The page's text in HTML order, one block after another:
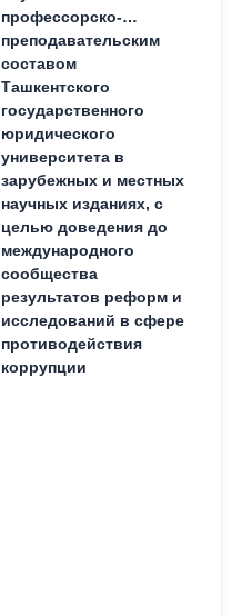
профессорско-
преподавательским
составом
Ташкентского
государственного
юридического
университета в
зарубежных и местных
научных изданиях, с
целью доведения до
международного
сообщества
результатов реформ и
исследований в сфере
противодействия
коррупции